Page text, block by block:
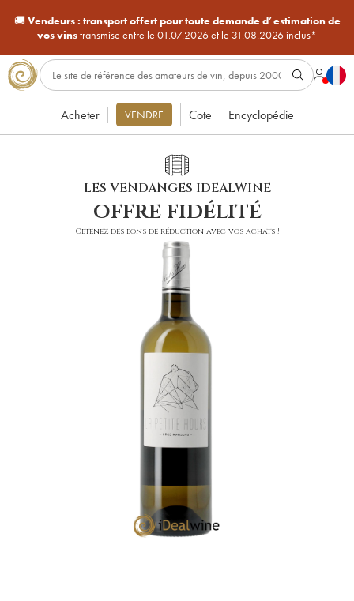
🚚Vendeurs : transport offert pour toute demande d’estimation de
vos vinstransmise entre le 01.07.2026 et le 31.08.2026 inclus*
Acheter VENDRE Cote Encyclopédie
LES VENDANGES IDEALWINE
offre fidélité
Obtenez des bons de réduction avec vos achats !